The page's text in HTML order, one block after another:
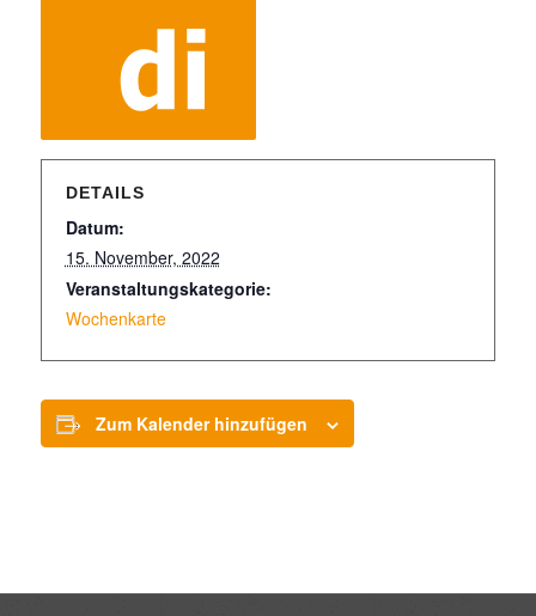
DETAILS
Datum:
15. November, 2022
Veranstaltungskategorie:
Wochenkarte
Zum Kalender hinzufügen